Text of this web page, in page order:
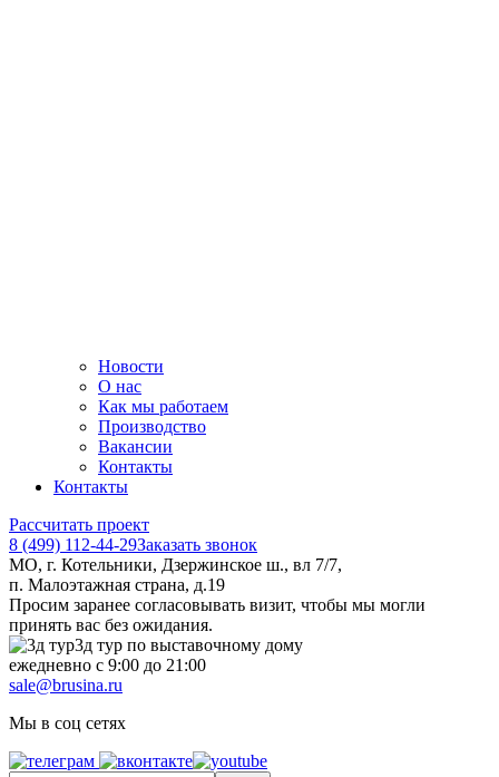
Новости
О нас
Как мы работаем
Производство
Вакансии
Контакты
Контакты
Рассчитать проект
8 (499) 112-44-29Заказать звонок
МО, г. Котельники, Дзержинское ш., вл 7/7,
п. Малоэтажная страна, д.19
Просим заранее согласовывать визит, чтобы мы могли
принять вас без ожидания.
3д тур по выставочному дому
ежедневно с 9:00 до 21:00
sale@brusina.ru
Мы в соц сетях